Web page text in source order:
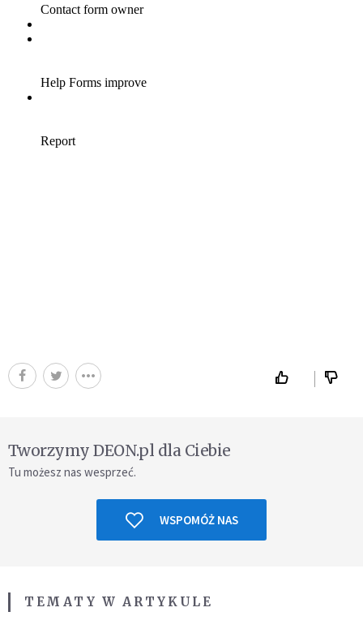
Tworzymy DEON.pl dla Ciebie
Tu możesz nas wesprzeć.
WSPOMÓŻ NAS
TEMATY W ARTYKULE